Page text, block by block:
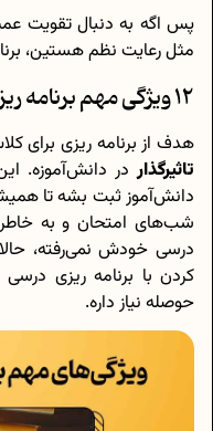
پس اگه به دنبال تقویت
مثل رعایت نظم هستین،
12 ویژگی مهم برنامه ریزی برای کلاس هشتم
هدف از برنامه ریزی برای
تاثیرگذاردر دانش‌آموزه.
دانش‌آموز ثبت بشه تا
شب‌های امتحان و به
درسی خودش نمی‌رفته،
کردن با برنامه ریزی
حوصله نیاز داره.